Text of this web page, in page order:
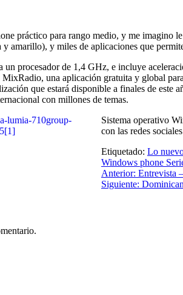
práctico para rango medio, y me imagino
y amarillo), y miles de aplicaciones que
un procesador de 1,4 GHz, e incluye
una aplicación gratuita y global
que estará disponible a finales de este
con millones de temas.
Sistema operativo
con las redes
Etiquetado: Lo
Windows phone
Anterior: Entrevista
Siguiente: